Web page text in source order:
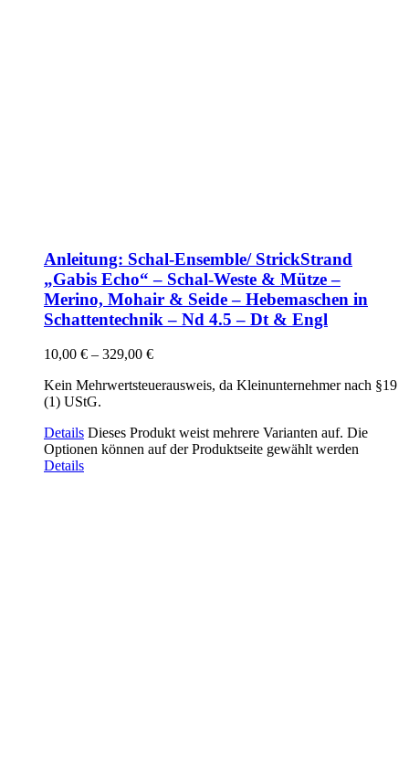
Anleitung: Schal-Ensemble/ StrickStrand
„Gabis Echo“ – Schal-Weste & Mütze –
Merino, Mohair & Seide – Hebemaschen in
Schattentechnik – Nd 4.5 – Dt & Engl
10,00 € – 329,00 €
Kein Mehrwertsteuerausweis, da Kleinunternehmer nach §19
(1) UStG.
Details Dieses Produkt weist mehrere Varianten auf. Die
Optionen können auf der Produktseite gewählt werden
Details